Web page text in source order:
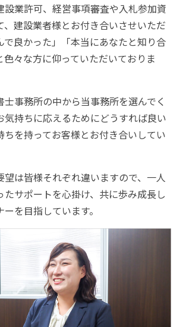
設業許可、経営事項審査や入札参加資
、建設業者様とお付き合いさせいただ
で良かった」「本当にあなたと知り合
色々な方に仰っていただいておりま
士事務所の中から当事務所を選んでく
気持ちに応えるためにどうすれば良い
ちを持ってお客様とお付き合いしてい
望は皆様それぞれ違いますので、一人
たサポートを心掛け、共に歩み成長し
を目指しています。